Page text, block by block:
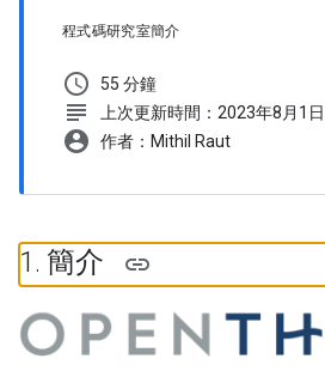
程式碼研究室簡介
schedule 55 分鐘
subject 上次更新時間：2023年8月1日
account_circle 作者：Mithil Raut
1. 簡介